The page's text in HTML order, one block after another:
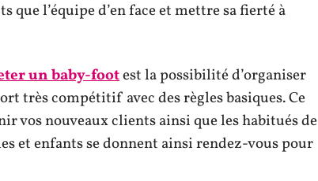
que l’équipe d’en face et mettre sa fierté à
un baby-footest la possibilité d’organiser
très compétitif avec des règles basiques. Ce
vos nouveaux clients ainsi que les habitués de
et enfants se donnent ainsi rendez-vous pour